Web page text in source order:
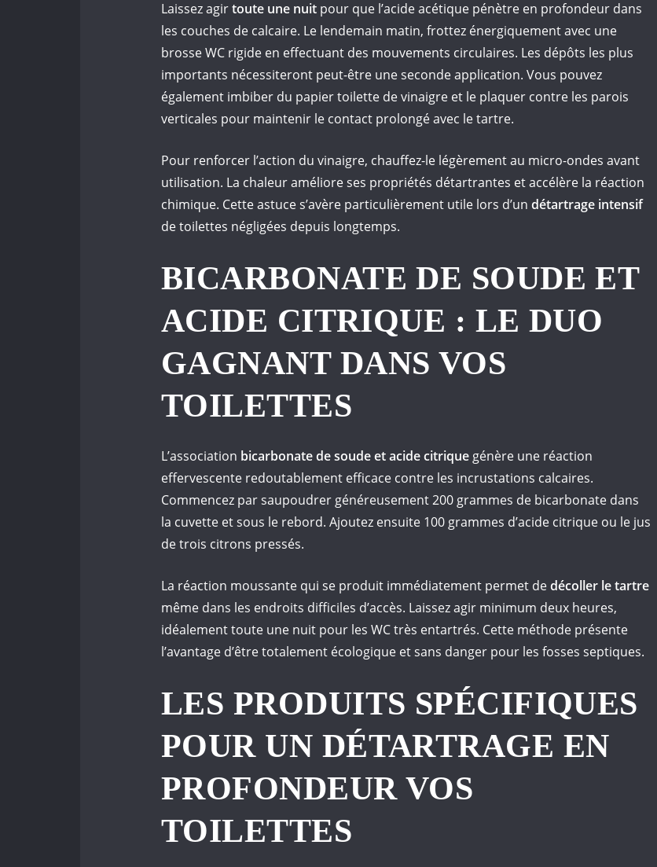
Laissez agirtoute une nuit pour que l’acide acétique pénètre en profondeur dans
les couches de calcaire. Le lendemain matin, frottez énergiquement avec une
brosse WC rigide en effectuant des mouvements circulaires. Les dépôts les plus
importants nécessiteront peut-être une seconde application. Vous pouvez
également imbiber du papier toilette de vinaigre et le plaquer contre les parois
verticales pour maintenir le contact prolongé avec le tartre.
Pour renforcer l’action du vinaigre, chauffez-le légèrement au micro-ondes avant
utilisation. La chaleur améliore ses propriétés détartrantes et accélère la réaction
chimique. Cette astuce s’avère particulièrement utile lors d’un détartrage intensif
de toilettes négligées depuis longtemps.
BICARBONATE DE SOUDE ET
ACIDE CITRIQUE : LE DUO
GAGNANT DANS VOS
TOILETTES
L’association bicarbonate de soude et acide citrique génère une réaction
effervescente redoutablement efficace contre les incrustations calcaires.
Commencez par saupoudrer généreusement 200 grammes de bicarbonate dans
la cuvette et sous le rebord. Ajoutez ensuite 100 grammes d’acide citrique ou le jus
de trois citrons pressés.
La réaction moussante qui se produit immédiatement permet dedécoller le tartre
même dans les endroits difficiles d’accès. Laissez agir minimum deux heures,
idéalement toute une nuit pour les WC très entartrés. Cette méthode présente
l’avantage d’être totalement écologique et sans danger pour les fosses septiques.
LES PRODUITS SPÉCIFIQUES
POUR UN DÉTARTRAGE EN
PROFONDEUR VOS
TOILETTES